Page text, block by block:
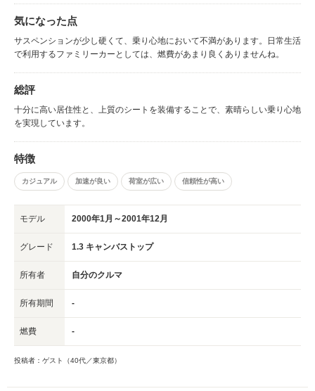
気になった点
サスペンションが少し硬くて、乗り心地において不満があります。日常生活
で利用するファミリーカーとしては、燃費があまり良くありませんね。
総評
十分に高い居住性と、上質のシートを装備することで、素晴らしい乗り心地
を実現しています。
特徴
カジュアル 加速が良い 荷室が広い 信頼性が高い
モデル 2000年1月～2001年12月
グレード 1.3 キャンバストップ
所有者 自分のクルマ
所有期間 -
燃費 -
投稿者：ゲスト（40代／東京都）